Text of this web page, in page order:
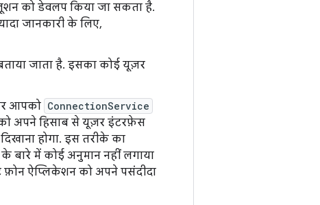
को डेवलप किया जा सकता है.
जानकारी के लिए,
जाता है. इसका कोई यूज़र
आपको ConnectionService
अपने हिसाब से यूज़र इंटरफ़ेस
होगा. इस तरीके का
बारे में कोई अनुमान नहीं लगाया
ऐप्लिकेशन को अपने पसंदीदा